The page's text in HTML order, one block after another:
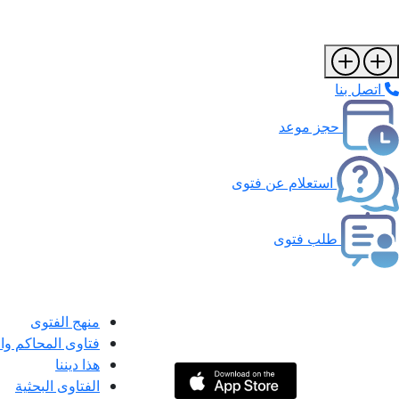
اتصل بنا
حجز موعد
استعلام عن فتوى
طلب فتوى
منهج الفتوى
فتاوى المحاكم
هذا ديننا
الفتاوى البحثية